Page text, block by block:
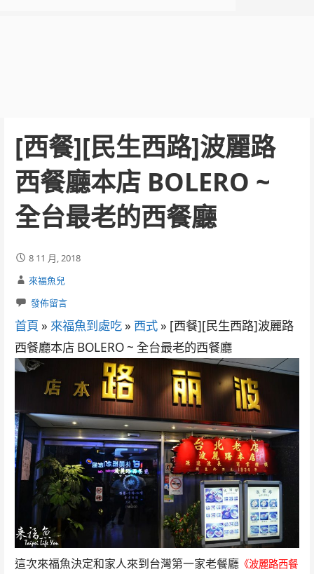
[西餐][民生西路]波麗路
西餐廳本店 BOLERO ~
全台最老的西餐廳
8 11 月, 2018
來福魚兒
發佈留言
首頁 » 來福魚到處吃» 西式» [西餐][民生西路]波麗路
西餐廳本店 BOLERO ~ 全台最老的西餐廳
這次來福魚決定和家人來到台灣第一家老餐廳《波麗路西餐